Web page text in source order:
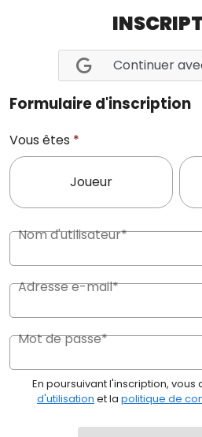
Continuer
Formulaire d'inscription
Vous êtes *
Joueur
Nom d'utilisateur*
Adresse e-mail*
Mot de passe*
En poursuivant l'inscription, vous
d'utilisation et la politique de